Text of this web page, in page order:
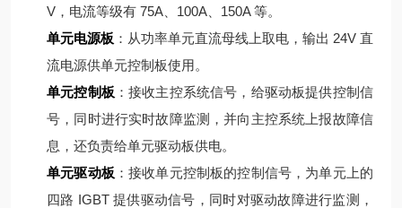
V，电流等级有 75A、100A、150A 等。
单元电源板 ：从功率单元直流母线上取电，输出 24V 直
流电源供单元控制板使用。
单元控制板 ：接收主控系统信号，给驱动板提供控制信
号，同时进行实时故障监测，并向主控系统上报故障信
息，还负责给单元驱动板供电。
单元驱动板 ：接收单元控制板的控制信号，为单元上的
四路 IGBT 提供驱动信号，同时对驱动故障进行监测，